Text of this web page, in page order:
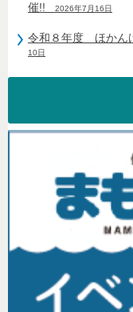
催!!
2026年7月16日
令和８年度 ほかん
10日